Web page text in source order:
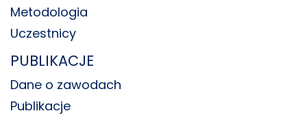
Metodologia
Uczestnicy
PUBLIKACJE
Dane o zawodach
Publikacje